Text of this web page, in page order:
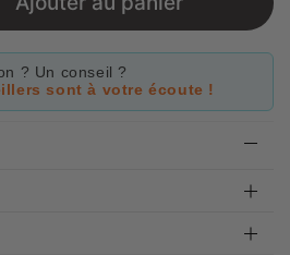
? Un conseil ?
sont à votre écoute !